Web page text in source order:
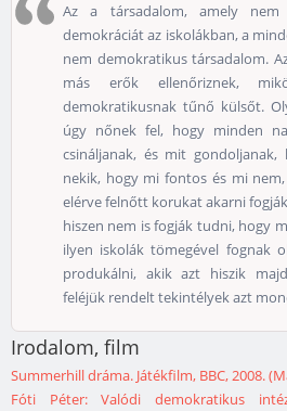
Az a társadalom, amely
demokráciát az iskolákban, a
nem demokratikus társadalom.
más erők ellenőriznek,
demokratikusnak tűnő külsőt.
úgy nőnek fel, hogy minden
csináljanak, és mit
nekik, hogy mi fontos és mi
elérve felnőtt korukat akarni
hiszen nem is fogják tudni, hogy
ilyen iskolák tömegével fognak
produkálni, akik azt hiszik
feléjük rendelt tekintélyek azt
Irodalom, film
Summerhill dráma. Játékfilm, BBC, 2008.
Fóti Péter: Valódi demokratikus